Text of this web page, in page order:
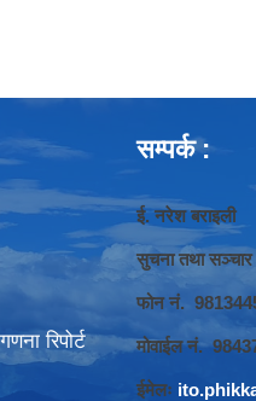
रिपोर्ट
सम्पर्क :
ई. नरेश बराइली
सुचना तथा
फोन नं.
मोवाईल नं.
ईमेलः